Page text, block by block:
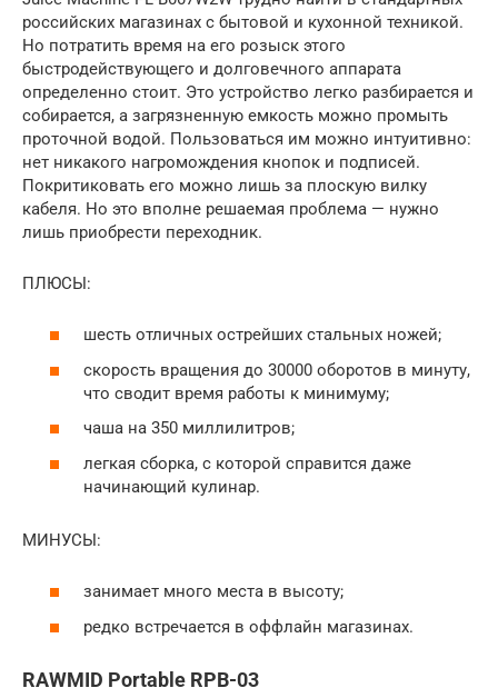
российских магазинах с бытовой и кухонной техникой.
Но потратить время на его розыск этого
быстродействующего и долговечного аппарата
определенно стоит. Это устройство легко разбирается и
собирается, а загрязненную емкость можно промыть
проточной водой. Пользоваться им можно интуитивно:
нет никакого нагромождения кнопок и подписей.
Покритиковать его можно лишь за плоскую вилку
кабеля. Но это вполне решаемая проблема — нужно
лишь приобрести переходник.
ПЛЮСЫ:
шесть отличных острейших стальных ножей;
скорость вращения до 30000 оборотов в минуту,
что сводит время работы к минимуму;
чаша на 350 миллилитров;
легкая сборка, с которой справится даже
начинающий кулинар.
МИНУСЫ:
занимает много места в высоту;
редко встречается в оффлайн магазинах.
RAWMID Portable RPB-03